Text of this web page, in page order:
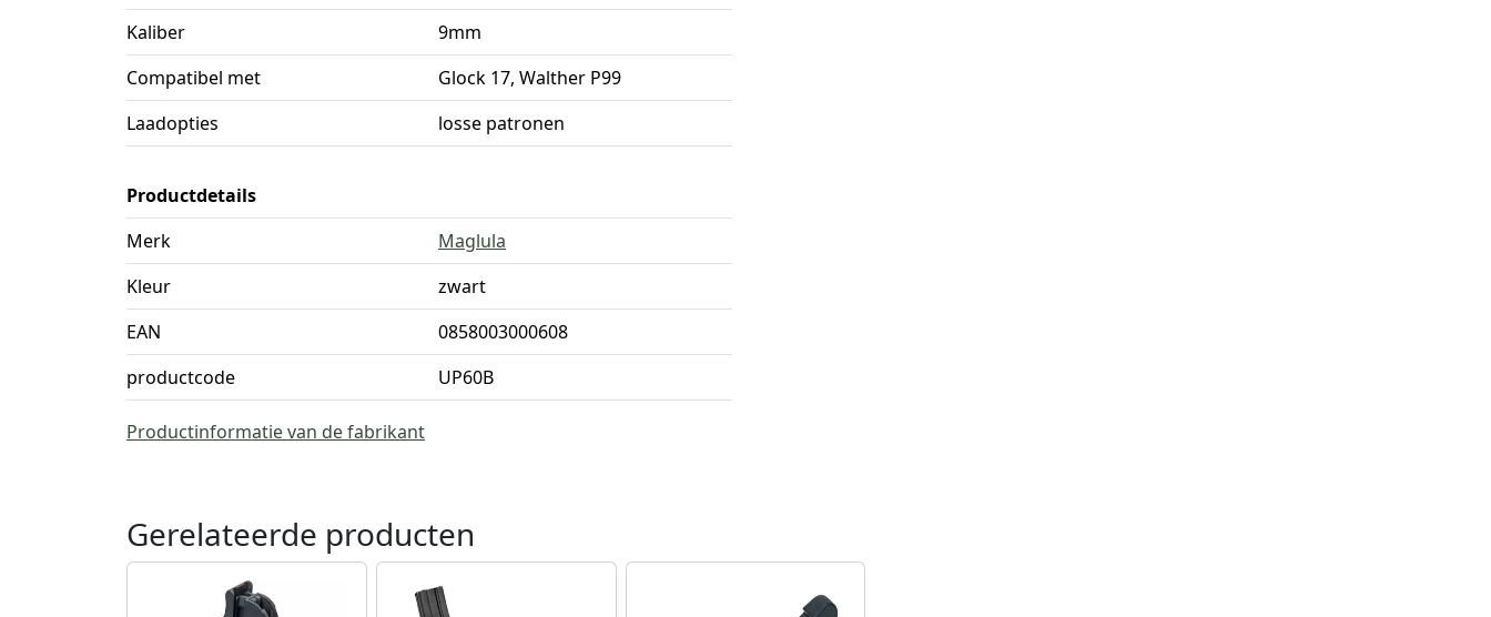
Kaliber
9mm
Compatibel met
Glock 17, Walther P99
Laadopties
losse patronen
Productdetails
Merk
Maglula
Kleur
zwart
EAN
0858003000608
productcode
UP60B
Productinformatie van de fabrikant
Gerelateerde producten